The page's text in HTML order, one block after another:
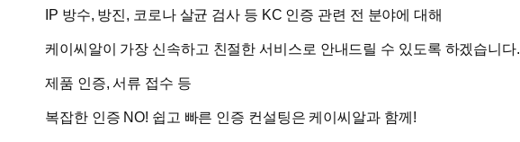
IP 방수, 방진, 코로나 살균 검사 등 KC 인증 관련 전 분야에 대해
케이씨알이 가장 신속하고 친절한 서비스로 안내드릴 수 있도록 하겠습니다.
제품 인증, 서류 접수 등
복잡한 인증 NO! 쉽고 빠른 인증 컨설팅은 케이씨알과 함께!